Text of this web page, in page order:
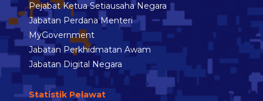
Pejabat Ketua Setiausaha Negara
Jabatan Perdana Menteri
MyGovernment
Jabatan Perkhidmatan Awam
Jabatan Digital Negara
Statistik Pelawat